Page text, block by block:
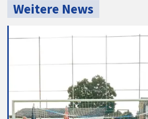
Weitere News